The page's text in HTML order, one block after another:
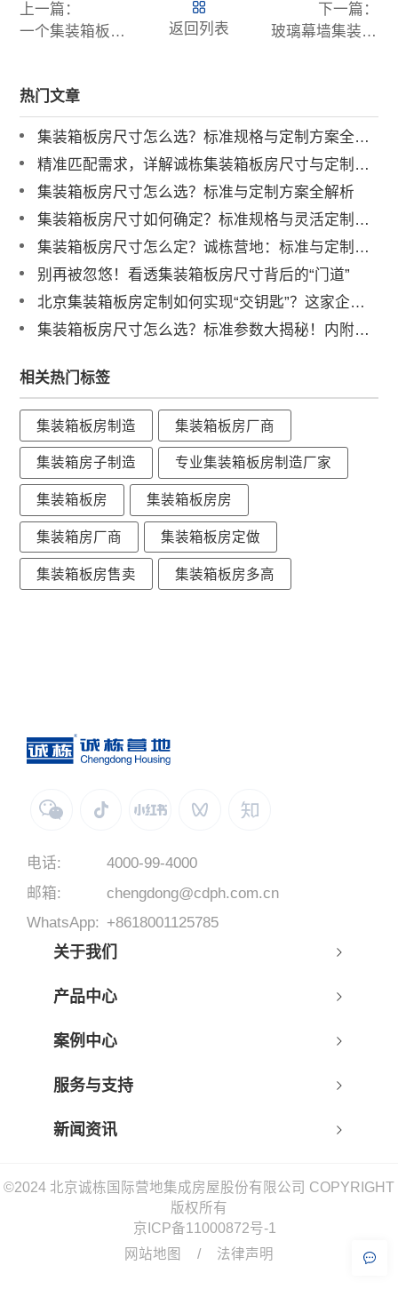
上一篇：
一个集装箱板房大概要多少钱
返回列表
下一篇：
玻璃幕墙集装箱板房种类与优选厂家推荐
热门文章
集装箱板房尺寸怎么选？标准规格与定制方案全解析
精准匹配需求，详解诚栋集装箱板房尺寸与定制化服务
集装箱板房尺寸怎么选？标准与定制方案全解析
集装箱板房尺寸如何确定？标准规格与灵活定制方案深度解读
集装箱板房尺寸怎么定？诚栋营地：标准与定制并举，灵活适配全球项目需求
别再被忽悠！看透集装箱板房尺寸背后的“门道”
北京集装箱板房定制如何实现“交钥匙”？这家企业有标准答案
集装箱板房尺寸怎么选？标准参数大揭秘！内附避坑选型指南
相关热门标签
集装箱板房制造 集装箱板房厂商
集装箱房子制造 专业集装箱板房制造厂家
集装箱板房 集装箱板房房
集装箱房厂商 集装箱板房定做
集装箱板房售卖 集装箱板房多高
电话:
4000-99-4000
邮箱:
chengdong@cdph.com.cn
WhatsApp: +8618001125785
关于我们
产品中心
案例中心
服务与支持
新闻资讯
©2024 北京诚栋国际营地集成房屋股份有限公司 COPYRIGHT
版权所有
京ICP备11000872号-1
网站地图
/ 法律声明